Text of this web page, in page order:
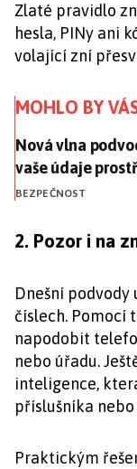
Zlaté pravidlo
hesla, PINy ani
volající zní
MOHLO BY
Nová vlna
Nová vlna
vaše údaje
BEZPEČNOST
2. Pozor i na
Dnešní podvody
číslech. Pomocí
napodobit
nebo úřadu.
inteligence,
příslušníka nebo
Praktickým